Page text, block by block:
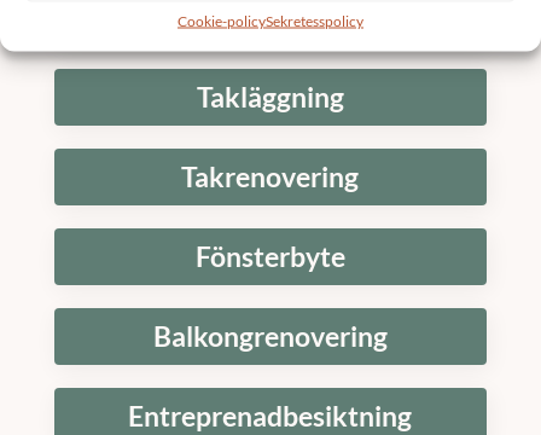
Cookie-policySekretesspolicy
Stambyte
Takläggning
Takrenovering
Fönsterbyte
Balkongrenovering
Entreprenadbesiktning